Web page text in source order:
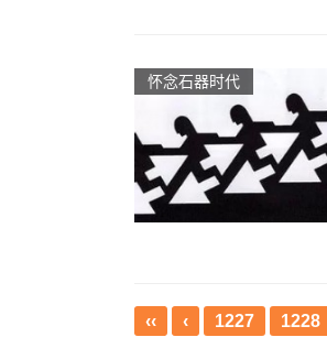
怀念石器时代
‹‹ ‹ 1227 1228